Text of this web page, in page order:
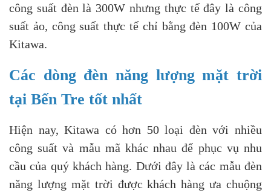
công suất đèn là 300W nhưng thực tế đây là công
suất ảo, công suất thực tế chỉ bằng đèn 100W của
Kitawa.
Các dòng đèn năng lượng mặt trời
tại Bến Tre tốt nhất
Hiện nay, Kitawa có hơn 50 loại đèn với nhiều
công suất và mẫu mã khác nhau để phục vụ nhu
cầu của quý khách hàng. Dưới đây là các mẫu đèn
năng lượng mặt trời được khách hàng ưa chuộng